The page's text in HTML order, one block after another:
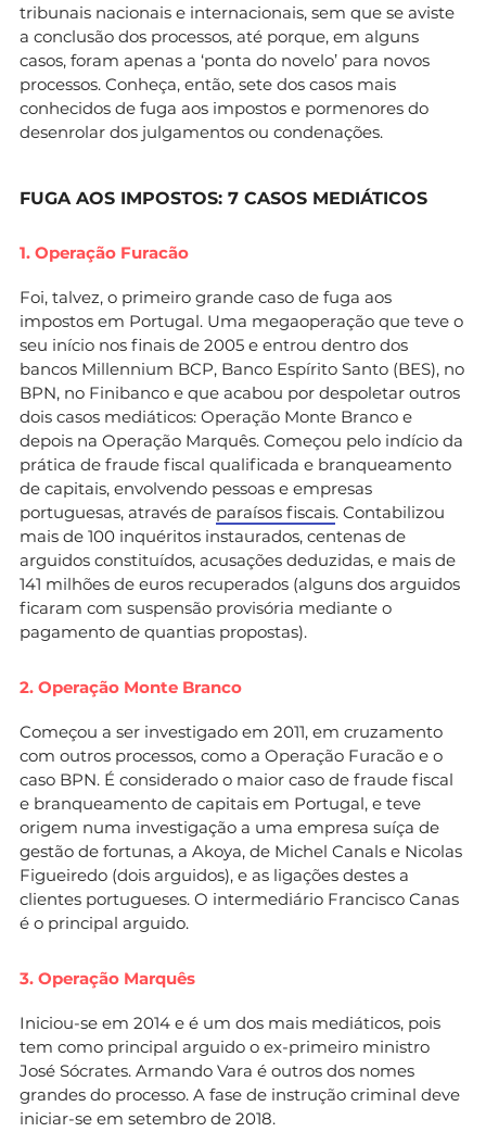
tribunais nacionais e internacionais, sem que se aviste
a conclusão dos processos, até porque, em alguns
casos, foram apenas a ‘ponta do novelo’ para novos
processos. Conheça, então, sete dos casos mais
conhecidos de fuga aos impostos e pormenores do
desenrolar dos julgamentos ou condenações.
FUGA AOS IMPOSTOS: 7 CASOS MEDIÁTICOS
1. Operação Furacão
Foi, talvez, o primeiro grande caso de fuga aos
impostos em Portugal. Uma megaoperação que teve o
seu início nos finais de 2005 e entrou dentro dos
bancos Millennium BCP, Banco Espírito Santo (BES), no
BPN, no Finibanco e que acabou por despoletar outros
dois casos mediáticos: Operação Monte Branco e
depois na Operação Marquês. Começou pelo indício da
prática de fraude fiscal qualificada e branqueamento
de capitais, envolvendo pessoas e empresas
portuguesas, através de paraísos fiscais. Contabilizou
mais de 100 inquéritos instaurados, centenas de
arguidos constituídos, acusações deduzidas, e mais de
141 milhões de euros recuperados (alguns dos arguidos
ficaram com suspensão provisória mediante o
pagamento de quantias propostas).
2. Operação Monte Branco
Começou a ser investigado em 2011, em cruzamento
com outros processos, como a Operação Furacão e o
caso BPN. É considerado o maior caso de fraude fiscal
e branqueamento de capitais em Portugal, e teve
origem numa investigação a uma empresa suíça de
gestão de fortunas, a Akoya, de Michel Canals e Nicolas
Figueiredo (dois arguidos), e as ligações destes a
clientes portugueses. O intermediário Francisco Canas
é o principal arguido.
3. Operação Marquês
Iniciou-se em 2014 e é um dos mais mediáticos, pois
tem como principal arguido o ex-primeiro ministro
José Sócrates. Armando Vara é outros dos nomes
grandes do processo. A fase de instrução criminal deve
iniciar-se em setembro de 2018.